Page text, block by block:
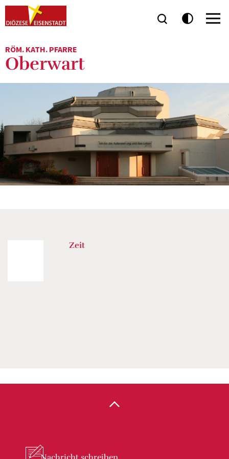
RÖM. KATH. PFARRE
Oberwart
Zeit